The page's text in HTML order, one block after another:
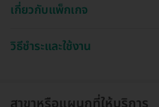
เกี่ยวกับแพ็กเกจ
วิธีชำระและใช้งาน